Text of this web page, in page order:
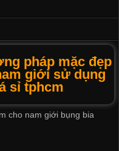
pháp mặc đẹp
giới sử dụng
sỉ tphcm
cho nam giới bụng bia